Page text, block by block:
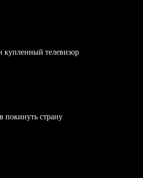
купленный телевизор
покинуть страну